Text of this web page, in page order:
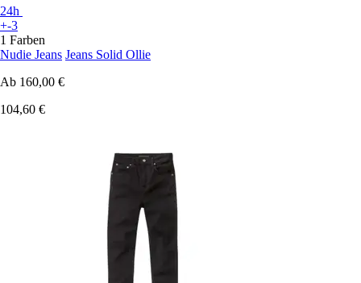
24h
+-3
1 Farben
Nudie Jeans Jeans Solid Ollie
Ab 160,00 €
104,60 €